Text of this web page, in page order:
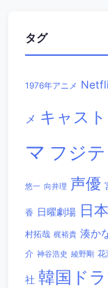
タグ
1976年アニメ
メ キャスト
マ フジ
悠一 向井理 声優
香 日曜劇場 日
村拓哉 梶裕貴 湊か
介 神谷浩史 綾野剛 花
社 韓国ド